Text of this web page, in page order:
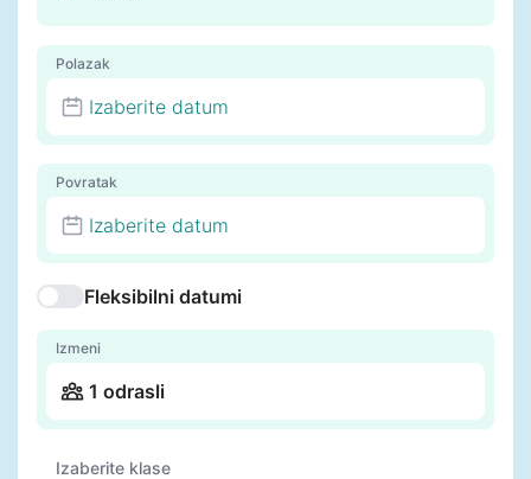
Polazak
Izaberite datum
Povratak
Izaberite datum
Fleksibilni datumi
Izmeni
1 odrasli
Izaberite klase